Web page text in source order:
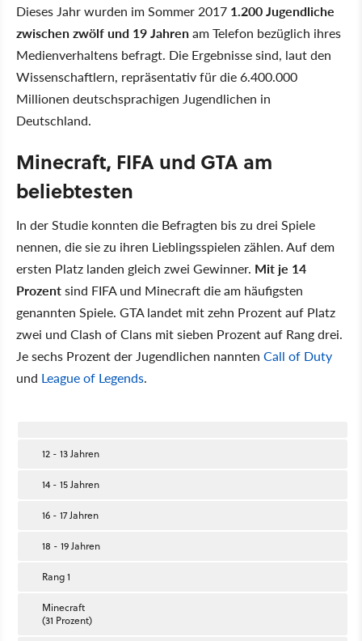
Dieses Jahr wurden im Sommer 2017 1.200 Jugendliche
zwischen zwölf und 19 Jahrenam Telefon bezüglich ihres
Medienverhaltens befragt. Die Ergebnisse sind, laut den
Wissenschaftlern, repräsentativ für die 6.400.000
Millionen deutschsprachigen Jugendlichen in
Deutschland.
Minecraft, FIFA und GTA am
beliebtesten
In der Studie konnten die Befragten bis zu drei Spiele
nennen, die sie zu ihren Lieblingsspielen zählen. Auf dem
ersten Platz landen gleich zwei Gewinner. Mit je 14
Prozentsind FIFA und Minecraft die am häufigsten
genannten Spiele. GTA landet mit zehn Prozent auf Platz
zwei und Clash of Clans mit sieben Prozent auf Rang drei.
Je sechs Prozent der Jugendlichen nannten Call of Duty
und League of Legends.
12 - 13 Jahren
14 - 15 Jahren
16 - 17 Jahren
18 - 19 Jahren
Rang 1
Minecraft
(31 Prozent)